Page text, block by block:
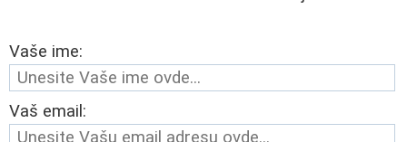
Vaše ime:
Vaš email: